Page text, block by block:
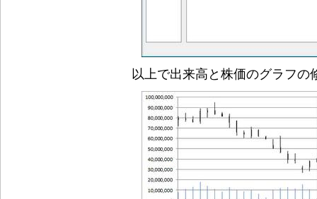
以上で出来高と株価のグラフの